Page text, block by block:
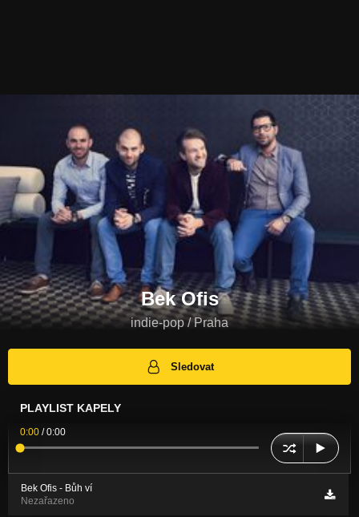
Bek Ofis
indie-pop / Praha
Sledovat
PLAYLIST KAPELY
0:00 /0:00
Bek Ofis - Bůh ví
Nezařazeno